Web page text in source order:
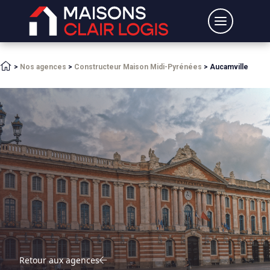
> Nos agences > Constructeur Maison Midi-Pyrénées > Aucamville
Retour aux agences